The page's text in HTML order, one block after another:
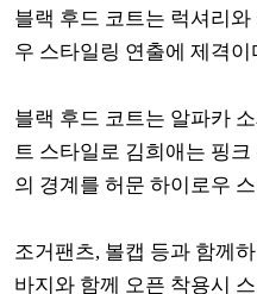
블랙 후드 코트는 럭셔리
우 스타일링 연출에 제격이
블랙 후드 코트는 알파카
트 스타일로 김희애는 핑
의 경계를 허문 하이로우
조거팬츠, 볼캡 등과 함께
바지와 함께 오픈 착용시